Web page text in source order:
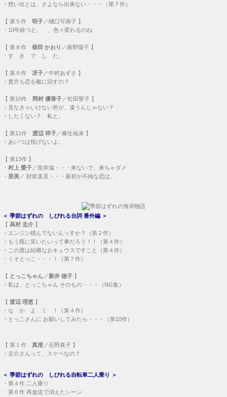
・ 想い出とは、さよなら出来ない・・・（第７作）
【 第５作 明子／樋口可南子 】
・ 10年経つと、、、色々変わるのね
【 第８作 柴田 かおり ／南野陽子 】
・ す き で し た。
【 第９作 冴子／中村あずさ 】
・ 貴方も恋を敵に回すの？
【 第10作 岡村 優香子／松田聖子 】
・ 見なきゃいけない所が、違うんじゃない？
・
したくない？、私と。
【 第11作 渡辺 祥子／麻生祐未 】
・ あいつは投げないよ。
【 第13作 】
・ 村上 愛子／室井滋・・・ 来ないで、来ちゃダメ
・ 里美／ 財前直見・・・ 最初が不純な恋は、、
＜ 季節はずれの しびれる台詞 番外編 ＞
【 高村 圭介 】
・ エンジン積んでないんっすか？（第２作）
・ もう既に笑いたいって事だろう！！（第４作）
・ この度は結構なおキュウスですこと（第４作）
・ くそとっこ・・・！（第７作）
【 とっこちゃん／新井 徳子 】
・ 私は、とっこちゃん そのもの・・・（NG集）
【 渡辺 理恵 】
・ な か よ く ！（第４作）
・ とっこさんに お願いしてみたら・・・（第10作）
【 第１作 真澄／石野真子 】
・ 圭介さんって、スケベなの？
＜ 季節はずれの しびれる自転車二人乗り ＞
・ 第４作 二人乗り
・ 第６作 再放送で消えたシーン